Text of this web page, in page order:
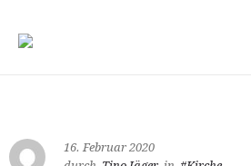
16. Februar 2020